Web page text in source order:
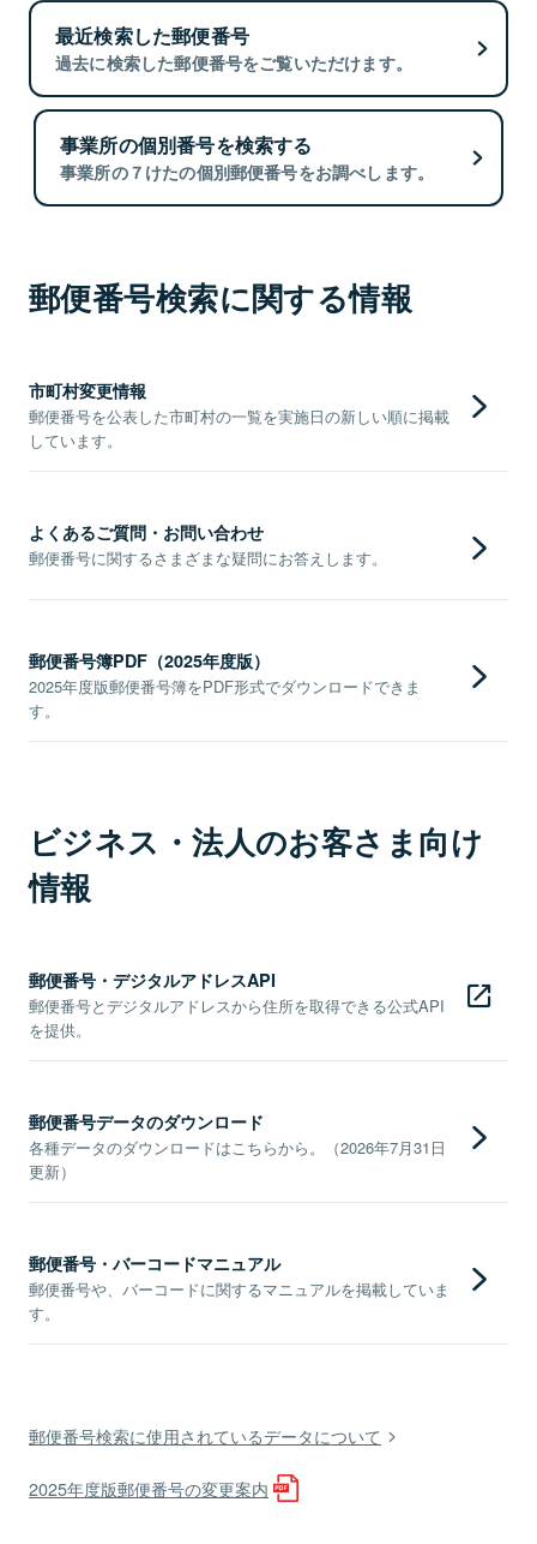
最近検索した郵便番号
過去に検索した郵便番号をご覧いただけます。
事業所の個別番号を検索する
事業所の７けたの個別郵便番号をお調べします。
郵便番号検索に関する情報
市町村変更情報
郵便番号を公表した市町村の一覧を実施日の新しい順に掲載
しています。
よくあるご質問・お問い合わせ
郵便番号に関するさまざまな疑問にお答えします。
郵便番号簿PDF（2025年度版）
2025年度版郵便番号簿をPDF形式でダウンロードできま
す。
ビジネス・法人のお客さま向け
情報
郵便番号・デジタルアドレスAPI
郵便番号とデジタルアドレスから住所を取得できる公式API
を提供。
郵便番号データのダウンロード
各種データのダウンロードはこちらから。（2026年7月31日
更新）
郵便番号・バーコードマニュアル
郵便番号や、バーコードに関するマニュアルを掲載していま
す。
郵便番号検索に使用されているデータについて
2025年度版郵便番号の変更案内